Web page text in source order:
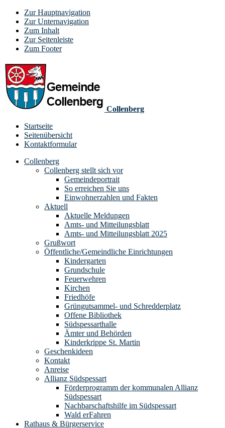
Zur Hauptnavigation
Zur Unternavigation
Zum Inhalt
Zur Seitenleiste
Zum Footer
Collenberg
Startseite
Seitenübersicht
Kontaktformular
Collenberg
Collenberg stellt sich vor
Gemeindeportrait
So erreichen Sie uns
Einwohnerzahlen und Fakten
Aktuell
Aktuelle Meldungen
Amts- und Mitteilungsblatt
Amts- und Mitteilungsblatt 2025
Grußwort
Öffentliche/Gemeindliche Einrichtungen
Kindergarten
Grundschule
Feuerwehren
Kirchen
Friedhöfe
Grüngutsammel- und Schredderplatz
Offene Bibliothek
Südspessarthalle
Ämter und Behörden
Kinderkrippe St. Martin
Geschenkideen
Kontakt
Anreise
Allianz Südspessart
Förderprogramm der kommunalen Allianz
Südspessart
Nachbarschaftshilfe im Südspessart
Wald erFahren
Rathaus & Bürgerservice